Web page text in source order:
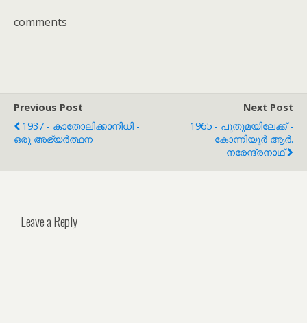
comments
Previous Post
1937 - കാതോലിക്കാനിധി -
ഒരു അഭ്യർത്ഥന
Next Post
1965 - പുതുമയിലേക്ക് -
കോന്നിയൂർ ആർ.
നരേന്ദ്രനാഥ്
Leave a Reply